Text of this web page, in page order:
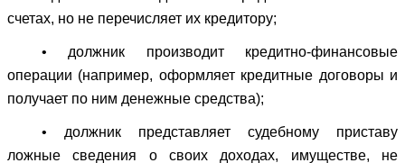
счетах, но не перечисляет их кредитору;
• должник производит кредитно-финансовые
операции (например, оформляет кредитные договоры и
получает по ним денежные средства);
• должник представляет судебному приставу
ложные сведения о своих доходах, имуществе, не